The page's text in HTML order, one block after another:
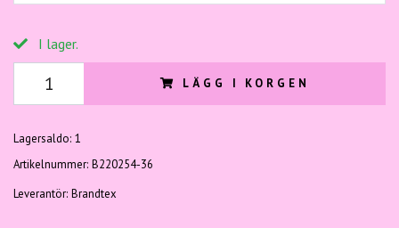
I lager.
LÄGG I KORGEN
Lagersaldo: 1
Artikelnummer: B220254-36
Leverantör: Brandtex